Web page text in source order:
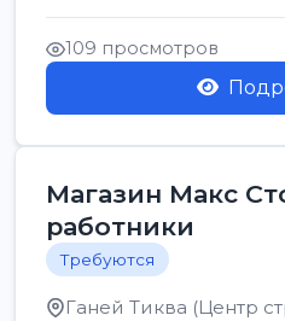
позицию возможна
109 просмотров
Магазин Макс
работники
Требуются
Ганей Тиква (Центр